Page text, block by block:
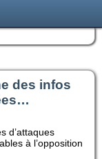
des infos
d’attaques
à l’opposition